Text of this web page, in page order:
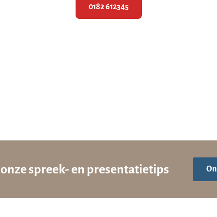
0182 612345
spreek- en presentatietips